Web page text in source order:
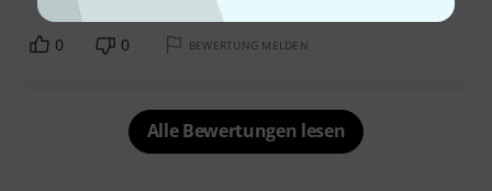
0 0 BEWERTUNG MELDEN
Alle Bewertungen lesen